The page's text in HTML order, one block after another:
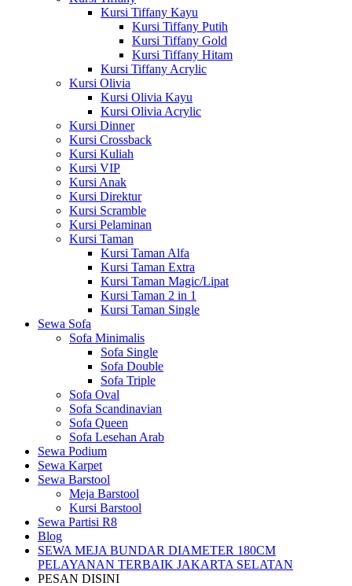
Kursi Tiffany Kayu
Kursi Tiffany Putih
Kursi Tiffany Gold
Kursi Tiffany Hitam
Kursi Tiffany Acrylic
Kursi Olivia
Kursi Olivia Kayu
Kursi Olivia Acrylic
Kursi Dinner
Kursi Crossback
Kursi Kuliah
Kursi VIP
Kursi Anak
Kursi Direktur
Kursi Scramble
Kursi Pelaminan
Kursi Taman
Kursi Taman Alfa
Kursi Taman Extra
Kursi Taman Magic/Lipat
Kursi Taman 2 in 1
Kursi Taman Single
Sewa Sofa
Sofa Minimalis
Sofa Single
Sofa Double
Sofa Triple
Sofa Oval
Sofa Scandinavian
Sofa Queen
Sofa Lesehan Arab
Sewa Podium
Sewa Karpet
Sewa Barstool
Meja Barstool
Kursi Barstool
Sewa Partisi R8
Blog
SEWA MEJA BUNDAR DIAMETER 180CM
PELAYANAN TERBAIK JAKARTA SELATAN
PESAN DISINI